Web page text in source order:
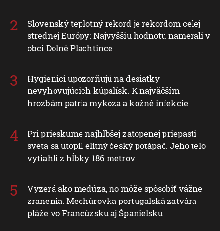
Slovenský teplotný rekord je rekordom celej
strednej Európy: Najvyššiu hodnotu namerali v
obci Dolné Plachtince
Hygienici upozorňujú na desiatky
nevyhovujúcich kúpalísk. K najväčším
hrozbám patria mykóza a kožné infekcie
Pri prieskume najhlbšej zatopenej priepasti
sveta sa utopil elitný český potápač. Jeho telo
vytiahli z hĺbky 186 metrov
Vyzerá ako medúza, no môže spôsobiť vážne
zranenia. Mechúrovka portugalská zatvára
pláže vo Francúzsku aj Španielsku